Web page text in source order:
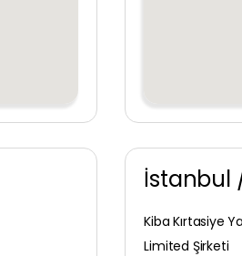
Iğdır
Isparta
İstanbul
İzmir
İstanbul
Kiba Kırtasiye
Limited Şirketi